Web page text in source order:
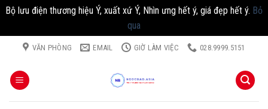
Bộ lưu điện thương hiệu Ý, xuất xứ Ý, Nhìn ưng hết ý, giá đẹp hết ý. Bỏ
qua
Chuyển
dung
VĂN PHÒNG EMAIL GIỜ LÀM VIỆC 028.9999.5151